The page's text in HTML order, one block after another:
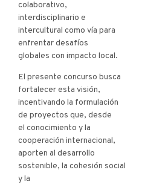
colaborativo,
interdisciplinario e
intercultural como vía para
enfrentar desafíos
globales con impacto local.
El presente concurso busca
fortalecer esta visión,
incentivando la formulación
de proyectos que, desde
el conocimiento y la
cooperación internacional,
aporten al desarrollo
sostenible, la cohesión social
y la